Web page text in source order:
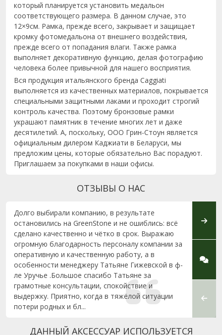
который планируется установить медальон
соответствующего размера. В данном случае, это
12×9см. Рамка, прежде всего, закрывает и защищает
кромку фотомедальона от внешнего воздействия,
прежде всего от попадания влаги. Также рамка
выполняет декоративную функцию, делая фотографию
человека более привычной для нашего восприятия.
Вся продукция итальянского бренда Caggiati
выполняется из качественных материалов, покрывается
специальными защитными лаками и проходит строгий
контроль качества. Поэтому бронзовые рамки
украшают памятник в течение многих лет и даже
десятилетий. А, поскольку, ООО Грин-Стоун является
официальным дилером Каджиати в Беларуси, мы
предложим цены, которые обязательно Вас порадуют.
Приглашаем за покупками в наши офисы.
ОТЗЫВЫ О НАС
Долго выбирали компанию, в результате
остановились на GreenStone и не ошиблись: всё
сделано качественно и чётко в срок. Выражаю
огромную благодарность персоналу компании за
оперативную и качественную работу, а в
особенности менеджеру Татьяне Гижевской в ф-
ле Уручье .Большое спасибо Татьяне за
грамотные консультации, спокойствие и
выдержку. Приятно, когда в тяжёлой ситуации
потери родных и бл...
нами
ДАННЫЙ АКСЕССУАР ИСПОЛЬЗУЕТСЯ